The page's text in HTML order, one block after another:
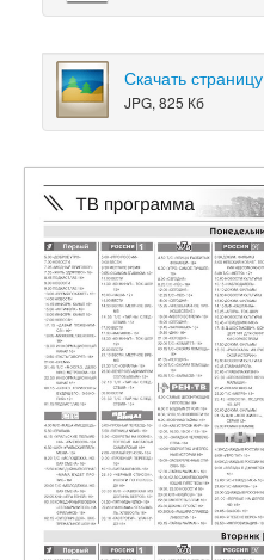
Скачать страницу
JPG, 825 Кб